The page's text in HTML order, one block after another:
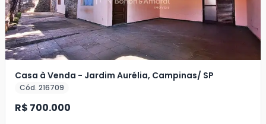
Casa à Venda - Jardim Aurélia, Campinas/ SP
Cód. 216709
R$ 700.000